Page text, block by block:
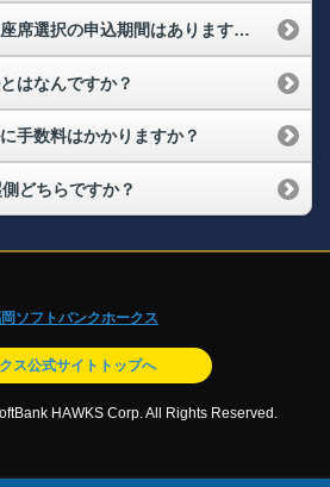
【カスタム】試合日・座席選択の申込期間はありますか？
はなんですか？
手数料はかかりますか？
どちらですか？
ス公式サイトトップへ
HAWKS Corp. All Rights Reserved.